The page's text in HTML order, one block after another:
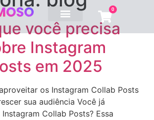
0
você precisa
Instagram
em 2025
os Instagram Collab Posts
sua audiência Você já
Collab Posts? Essa